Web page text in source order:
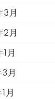
3月
2月
月
月
月